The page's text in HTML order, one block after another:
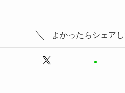
よかったらシェアし